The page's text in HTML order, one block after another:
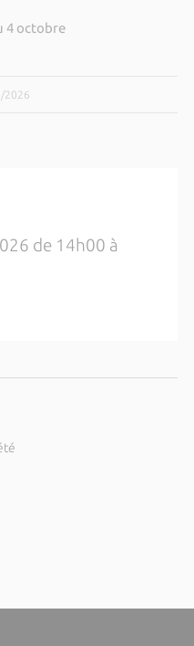
4 octobre
2026
de 14h00 à